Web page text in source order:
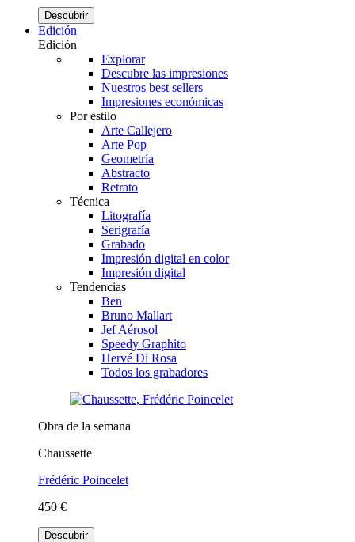
Descubrir
Edición
Edición
Explorar
Descubre las impresiones
Nuestros best sellers
Impresiones económicas
Por estilo
Arte Callejero
Arte Pop
Geometría
Abstracto
Retrato
Técnica
Litografía
Serigrafía
Grabado
Impresión digital en color
Impresión digital
Tendencias
Ben
Bruno Mallart
Jef Aérosol
Speedy Graphito
Hervé Di Rosa
Todos los grabadores
Obra de la semana
Chaussette
Frédéric Poincelet
450 €
Descubrir